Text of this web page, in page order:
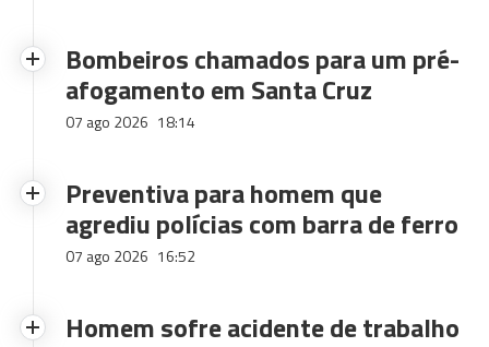
Bombeiros chamados para um pré-
afogamento em Santa Cruz
07 ago 2026 18:14
Preventiva para homem que
agrediu polícias com barra de ferro
07 ago 2026 16:52
Homem sofre acidente de trabalho